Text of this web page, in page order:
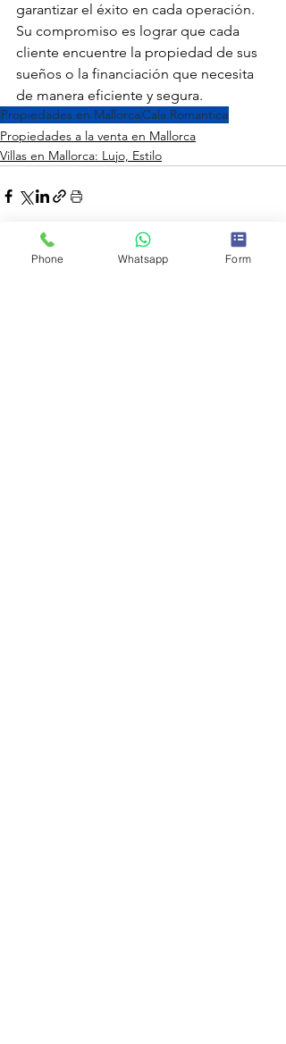
garantizar el éxito en cada operación.
Su compromiso es lograr que cada
cliente encuentre la propiedad de sus
sueños o la financiación que necesita
de manera eficiente y segura.
Propiedades en MallorcaCala Romantica
Propiedades a la venta en Mallorca
Villas en Mallorca: Lujo, Estilo
Phone Whatsapp Form